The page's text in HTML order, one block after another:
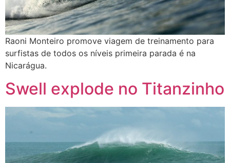
Raoni Monteiro promove viagem de treinamento para
surfistas de todos os níveis primeira parada é na
Nicarágua.
Swell explode no Titanzinho